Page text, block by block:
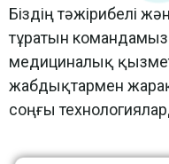
Біздің тәжірибелі
тұратын
медициналық қызмет
жабдықтармен
соңғы